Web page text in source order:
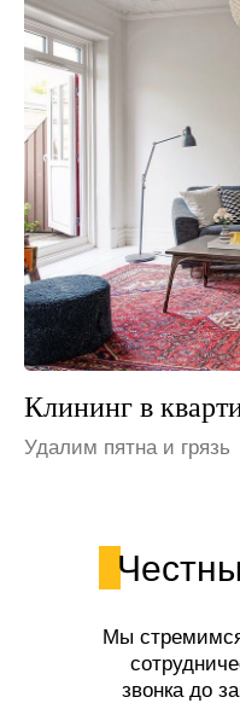
Клининг на даче
Устраним неприятные
Мы
звонка до